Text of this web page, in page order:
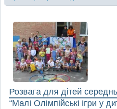
Розвага для дітей
“Малі Олімпійські ігри у